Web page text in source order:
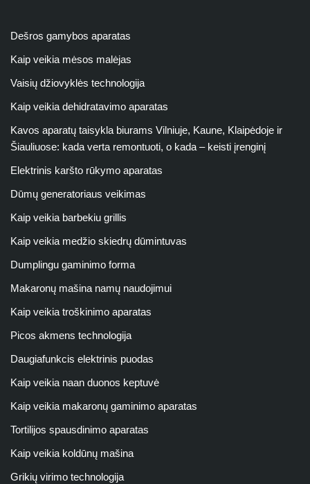
Dešros gamybos aparatas
Kaip veikia mėsos malėjas
Vaisių džiovyklės technologija
Kaip veikia dehidratavimo aparatas
Kavos aparatų taisykla biurams Vilniuje, Kaune, Klaipėdoje ir
Šiauliuose: kada verta remontuoti, o kada – keisti įrenginį
Elektrinis karšto rūkymo aparatas
Dūmų generatoriaus veikimas
Kaip veikia barbekiu grillis
Kaip veikia medžio skiedrų dūmintuvas
Dumplingu gaminimo forma
Makaronų mašina namų naudojimui
Kaip veikia troškinimo aparatas
Picos akmens technologija
Daugiafunkcis elektrinis puodas
Kaip veikia naan duonos keptuvė
Kaip veikia makaronų gaminimo aparatas
Tortilijos spausdinimo aparatas
Kaip veikia koldūnų mašina
Grikių virimo technologija